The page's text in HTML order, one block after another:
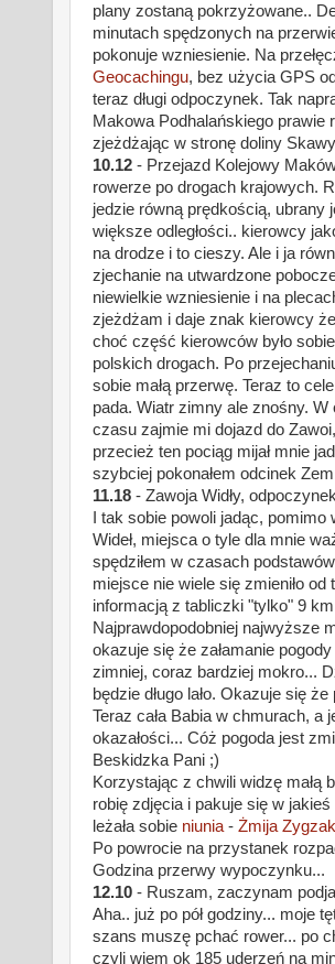
plany zostaną pokrzyżowane..
minutach spędzonych na
pokonuje wzniesienie. Na
Geocachingu, bez użycia GPS
teraz długi odpoczynek. Tak
Makowa Podhalańskiego
zjeżdżając w stronę doliny
10.12 - Przejazd Kolejowy
rowerze po drogach krajowych.
jedzie równą prędkością, ubrany
większe odległości.. kierowcy
na drodze i to cieszy. Ale i ja
zjechanie na utwardzone
niewielkie wzniesienie i na
zjeżdżam i daje znak kierowcy
choć część kierowców było
polskich drogach. Po
sobie małą przerwę. Teraz to
pada. Wiatr zimny ale znośny.
czasu zajmie mi dojazd do
przecież ten pociąg mijał mnie
szybciej pokonałem odcinek
11.18 - Zawoja Widły,
I tak sobie powoli jadąc, pomimo
Wideł, miejsca o tyle dla mnie
spędziłem w czasach
miejsce nie wiele się zmieniło
informacją z tabliczki "tylko" 9
Najprawdopodobniej najwyższe
okazuje się że załamanie
zimniej, coraz bardziej mokro...
będzie długo lało. Okazuje się
Teraz cała Babia w chmurach, a
okazałości... Cóż pogoda jest
Beskidzka Pani ;)
Korzystając z chwili widzę małą
robię zdjęcia i pakuje się w
leżała sobie niunia - Żmija
Po powrocie na przystanek
Godzina przerwy wypoczynku...
12.10 - Ruszam, zaczynam
Aha.. już po pół godziny... moje
szans muszę pchać rower... po
czyli wiem ok 185 uderzeń na